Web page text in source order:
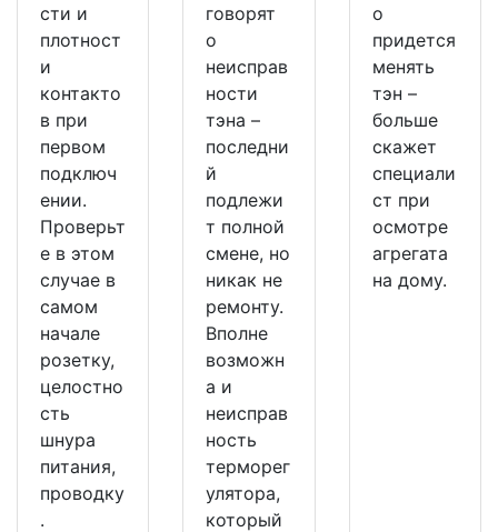
сти и
плотност
и
контакто
в при
первом
подключ
ении.
Проверьт
е в этом
случае в
самом
начале
розетку,
целостно
сть
шнура
питания,
проводку
.
говорят
о
неисправ
ности
тэна –
последни
й
подлежи
т полной
смене, но
никак не
ремонту.
Вполне
возможн
а и
неисправ
ность
терморег
улятора,
который
о
придется
менять
тэн –
больше
скажет
специали
ст при
осмотре
агрегата
на дому.